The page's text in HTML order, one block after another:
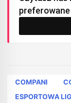
COMPANI
ESPORTOWA